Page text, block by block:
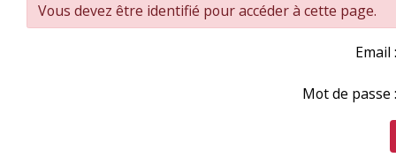
Vous devez être identifié pour accéder à cette page.
Email :
Mot de passe :